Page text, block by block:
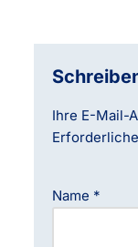
Ihre E-Mail-
Name *